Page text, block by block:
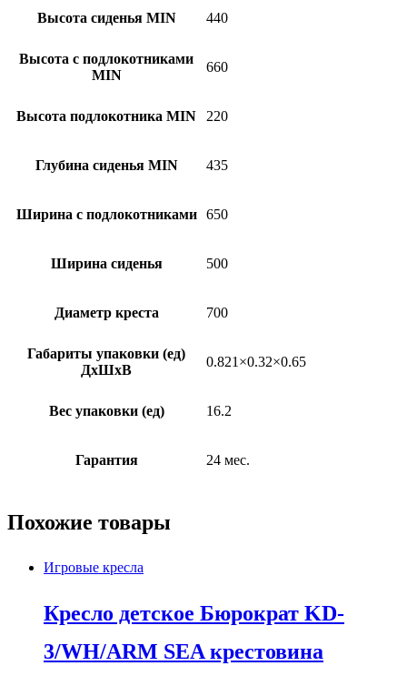
Высота сиденья MIN 440
Высота с подлокотниками
MIN
660
Высота подлокотника MIN 220
Глубина сиденья MIN 435
Ширина с подлокотниками 650
Ширина сиденья 500
Диаметр креста 700
Габариты упаковки (ед)
ДхШхВ
0.821×0.32×0.65
Вес упаковки (ед) 16.2
Гарантия 24 мес.
Похожие товары
Игровые кресла
Кресло детское Бюрократ KD-
3/WH/ARM SEA крестовина